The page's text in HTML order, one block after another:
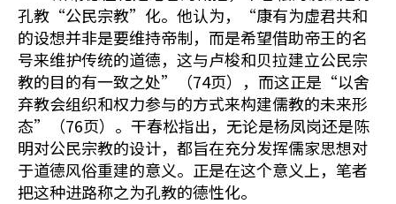
孔教“公民宗教”化。他认为，“康有为虚君共和
的设想并非是要维持帝制，而是希望借助帝王的名
号来维护传统的道德，这与卢梭和贝拉建立公民宗
教的目的有一致之处”（74页），而这正是“以舍
弃教会组织和权力参与的方式来构建儒教的未来形
态”（76页）。干春松指出，无论是杨凤岗还是陈
明对公民宗教的设计，都旨在充分发挥儒家思想对
于道德风俗重建的意义。正是在这个意义上，笔者
把这种进路称之为孔教的德性化。